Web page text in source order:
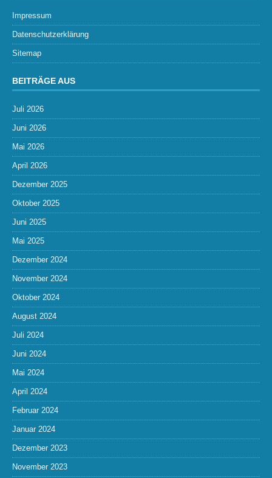
Impressum
Datenschutzerklärung
Sitemap
BEITRÄGE AUS
Juli 2026
Juni 2026
Mai 2026
April 2026
Dezember 2025
Oktober 2025
Juni 2025
Mai 2025
Dezember 2024
November 2024
Oktober 2024
August 2024
Juli 2024
Juni 2024
Mai 2024
April 2024
Februar 2024
Januar 2024
Dezember 2023
November 2023